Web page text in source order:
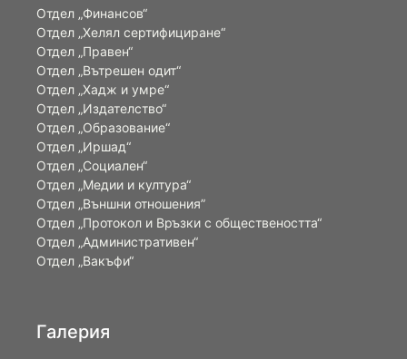
Отдел „Финансов“
Отдел „Хелял сертифициране“
Отдел „Правен“
Отдел „Вътрешен одит“
Отдел „Хадж и умре“
Отдел „Издателство“
Отдел „Образование“
Отдел „Иршад“
Отдел „Социален“
Отдел „Медии и култура“
Отдел „Външни отношения”
Oтдел „Протокол и Връзки с обществеността“
Отдел „Административен“
Отдел „Вакъфи“
Галерия